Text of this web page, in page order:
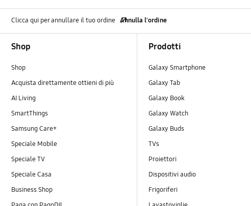
Clicca qui per annullare il tuo ordine Annulla l'ordine
Shop
Shop
Acquista direttamente ottieni di più
AI Living
SmartThings
Samsung Care+
Speciale Mobile
Speciale TV
Speciale Casa
Business Shop
Prodotti
Galaxy Smartphone
Galaxy Tab
Galaxy Book
Galaxy Watch
Galaxy Buds
TVs
Proiettori
Dispositivi audio
Frigoriferi